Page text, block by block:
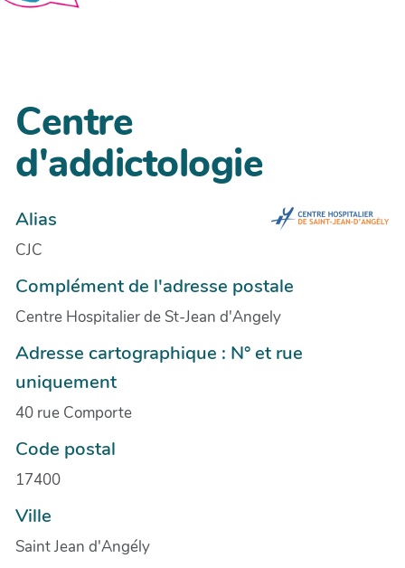
Centre
d'addictologie
Alias
CJC
Complément de l'adresse postale
Centre Hospitalier de St-Jean d'Angely
Adresse cartographique : N° et rue
uniquement
40 rue Comporte
Code postal
17400
Ville
Saint Jean d'Angély